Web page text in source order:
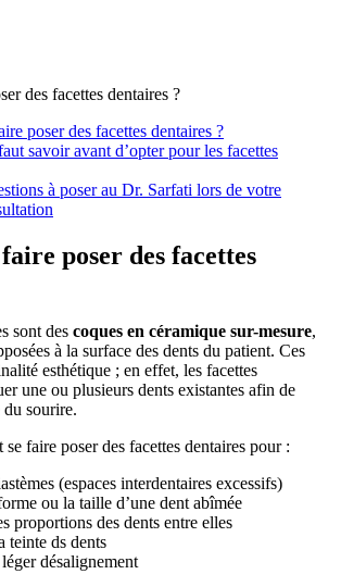
des facettes dentaires ?
poser des facettes dentaires ?
savoir avant d’opter pour les facettes
à poser au Dr. Sarfati lors de votre
poser des facettes
sont des coques en céramique sur-mesure,
à la surface des dents du patient. Ces
esthétique ; en effet, les facettes
une ou plusieurs dents existantes afin de
du sourire.
faire poser des facettes dentaires pour :
(espaces interdentaires excessifs)
ou la taille d’une dent abîmée
proportions des dents entre elles
teinte ds dents
désalignement